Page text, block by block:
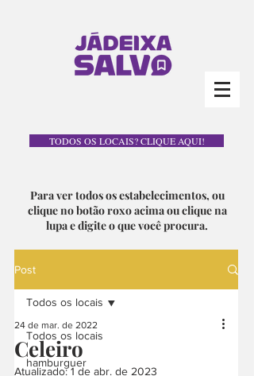
TODOS OS LOCAIS? CLIQUE AQUI!
Para ver todos os estabelecimentos, ou
clique no botão roxo acima ou clique na
lupa e digite o que você procura.
Post
Todos os locais
hamburguer
Todos os locais
Celeiro
24 de mar. de 2022
Atualizado:1 de abr. de 2023